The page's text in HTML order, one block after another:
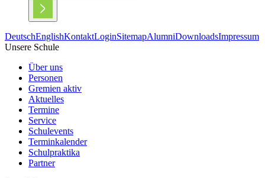
DeutschEnglishKontaktLoginSitemapAlumniDownloadsImpressum
Unsere Schule
Über uns
Personen
Gremien aktiv
Aktuelles
Termine
Service
Schulevents
Terminkalender
Schulpraktika
Partner